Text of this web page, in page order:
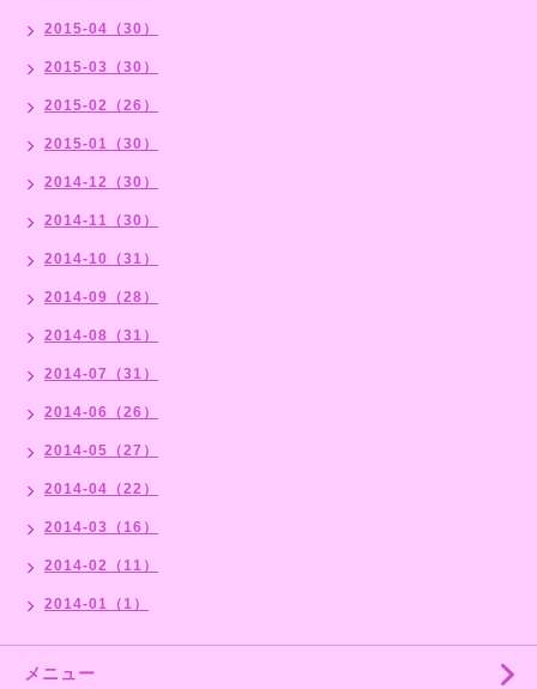
2015-04（30）
2015-03（30）
2015-02（26）
2015-01（30）
2014-12（30）
2014-11（30）
2014-10（31）
2014-09（28）
2014-08（31）
2014-07（31）
2014-06（26）
2014-05（27）
2014-04（22）
2014-03（16）
2014-02（11）
2014-01（1）
メニュー